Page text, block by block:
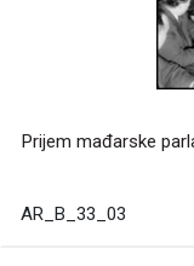
Prijem mađarske
AR_B_33_03